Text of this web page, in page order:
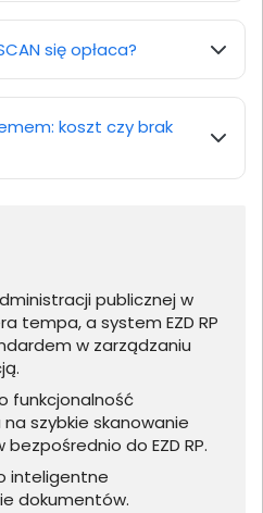
się opłaca?
koszt czy brak
publicznej w
tempa, a system EZD RP
w zarządzaniu
funkcjonalność
szybkie skanowanie
do EZD RP.
inteligentne
dokumentów.